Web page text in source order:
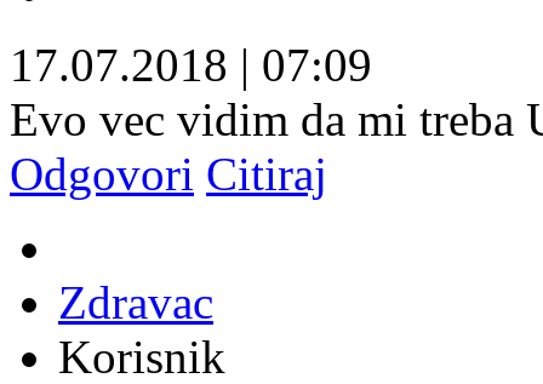
17.07.2018 | 07:09
Evo vec vidim da mi treba
Odgovori Citiraj
Zdravac
Korisnik